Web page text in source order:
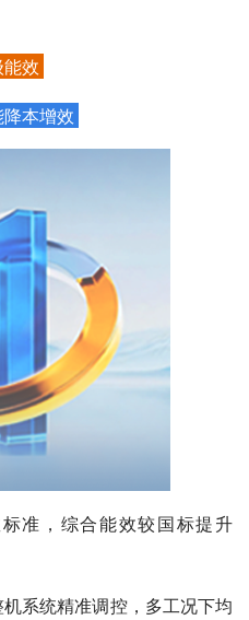
效
本增效
准，综合能效较国标提升
系统精准调控，多工况下均